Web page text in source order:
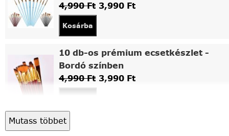
4,990Ft 3,990 Ft
Kosárba
10 db-os prémium ecsetkészlet -
Bordó színben
4,990Ft 3,990 Ft
Asztali fa festőállvány
Mutass többet